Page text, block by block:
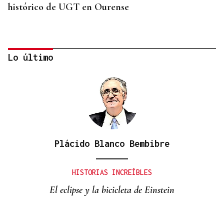
histórico de UGT en Ourense
Un herido en la colisión entre dos coches en la
Lo último
Plácido Blanco Bembibre
HISTORIAS INCREÍBLES
El eclipse y la bicicleta de Einstein